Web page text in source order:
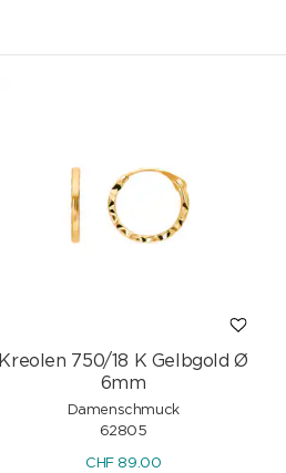
Kreolen 750/18 K Gelbgold Ø
6mm
Damenschmuck
62805
CHF89.00